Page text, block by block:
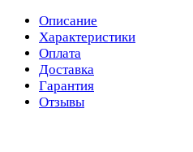
Описание
Характеристики
Оплата
Доставка
Гарантия
Отзывы